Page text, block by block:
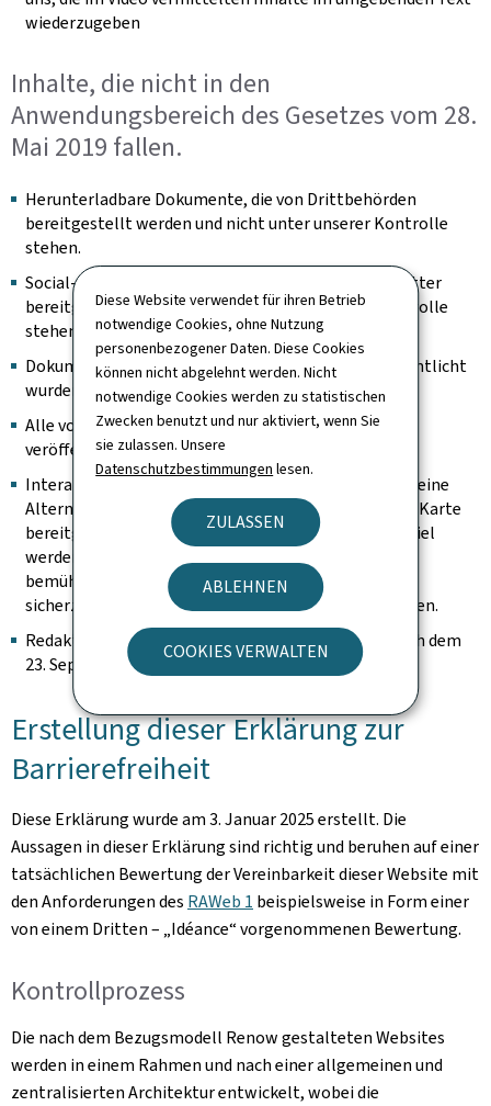
Diese Website verwendet für ihren Betrieb
notwendige Cookies, ohne Nutzung
personenbezogener Daten. Diese Cookies
können nicht abgelehnt werden. Nicht
notwendige Cookies werden zu statistischen
Zwecken benutzt und nur aktiviert, wenn Sie
sie zulassen. Unsere
Datenschutzbestimmungen lesen.
ZULASSEN
ABLEHNEN
COOKIES VERWALTEN
wiederzugeben
Inhalte, die nicht in den
Anwendungsbereich des Gesetzes vom 28.
Mai 2019 fallen.
Herunterladbare Dokumente, die von Drittbehörden
bereitgestellt werden und nicht unter unserer Kontrolle
stehen.
Social-Feed-Bilder, die von Inhaltsaggregatoren Dritter
bereitgestellt werden und nicht unter unserer Kontrolle
stehen.
Dokumente, die vor dem 23. September 2018 veröffentlicht
wurden.
Alle vor dem 23. September 2020 auf der Website
veröffentlichten Videos.
Interaktive Karten sind insoweit ausgenommen, als eine
Alternative auf der Seite vorhanden ist, um die in der Karte
bereitgestellten Information abzurufen (zum Beispiel
werden die Adressen in Worten ausgeschrieben). Wir
bemühen uns, sie identifizierbar zu halten und
sicherzustellen, dass sie keine Tastaturfalle darstellen.
Redaktioneller Inhalt, der als archiviert gilt (der nach dem
23. September 2019 nicht mehr geändert wurde).
Erstellung dieser Erklärung zur
Barrierefreiheit
Diese Erklärung wurde am3. Januar 2025erstellt. Die
Aussagen in dieser Erklärung sind richtig und beruhen auf einer
tatsächlichen Bewertung der Vereinbarkeit dieser Website mit
den Anforderungen des RAWeb 1 beispielsweise in Form einer
von einem Dritten – „Idéance“ vorgenommenen Bewertung.
Kontrollprozess
Die nach dem Bezugsmodell Renow gestalteten Websites
werden in einem Rahmen und nach einer allgemeinen und
zentralisierten Architektur entwickelt, wobei die